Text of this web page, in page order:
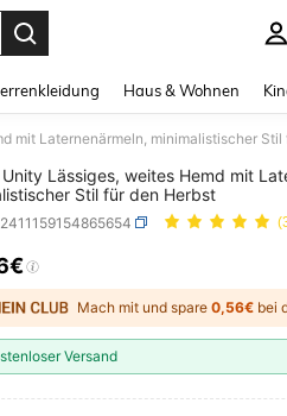
Haus & Wohnen
mit Laternenärmeln, minimalistischer Stil
Unity Lässiges, weites Hemd mit
Stil für den Herbst
AND
Mach mit und spare 0,56€ bei
Versand